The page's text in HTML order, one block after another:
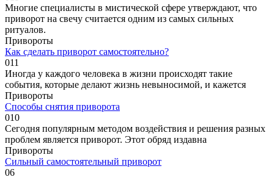
Многие специалисты в мистической сфере утверждают, что
приворот на свечу считается одним из самых сильных
ритуалов.
Привороты
Как сделать приворот самостоятельно?
011
Иногда у каждого человека в жизни происходят такие
события, которые делают жизнь невыносимой, и кажется
Привороты
Способы снятия приворота
010
Сегодня популярным методом воздействия и решения разных
проблем является приворот. Этот обряд издавна
Привороты
Сильный самостоятельный приворот
06